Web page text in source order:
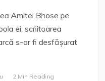
Amitei Bhose pe
ei, scriitoarea
s-ar fi desfășurat
2 Min Reading